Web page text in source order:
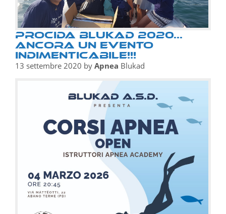
PROCIDA BluKAD 2020...
ancora un evento
indimenticabile!!!
13 settembre 2020 by Apnea Blukad